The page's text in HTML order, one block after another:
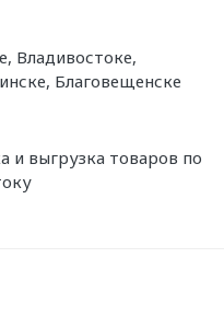
Владивостоке,
Благовещенске
и выгрузка товаров по